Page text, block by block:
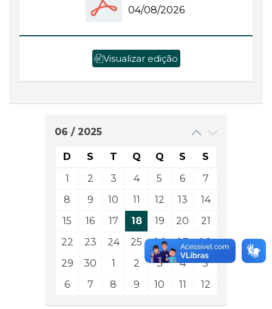
04/08/2026
Visualizar edição
06 / 2025
D S T Q Q S
S
1
2 3 4 5 6
7
8
9 10 11 12 13
14
15
16 17 18 19 20
21
22
23 24 25 26 27
28
29
30 1 2 3 4
5
6
7 8 9 10 11 12